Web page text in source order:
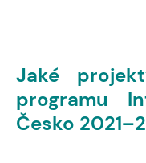
Jaké
programu
Česko